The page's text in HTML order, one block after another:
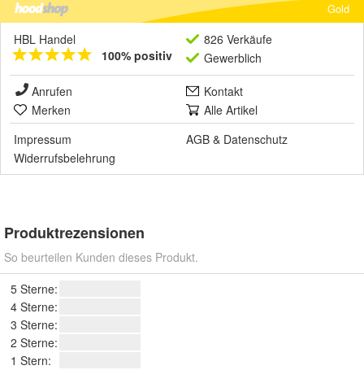
Gold
HBL Handel
100% positiv
826 Verkäufe
Gewerblich
Anrufen
Kontakt
Merken
Alle Artikel
Impressum
AGB & Datenschutz
Widerrufsbelehrung
Produktrezensionen
So beurteilen Kunden dieses Produkt.
5 Sterne:
4 Sterne:
3 Sterne:
2 Sterne:
1 Stern: